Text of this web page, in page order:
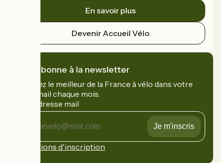
En savoir plus
Devenir Accueil Vélo
Je m'abonne à la newsletter
Recevez le meilleur de la France à vélo dans votre
boîte mail chaque mois.
Mon adresse mail
adresse
Conditions d'inscription